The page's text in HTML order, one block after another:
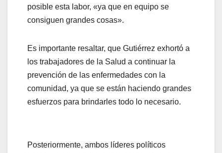
posible esta labor, «ya que en equipo se
consiguen grandes cosas».
Es importante resaltar, que Gutiérrez exhortó a
los trabajadores de la Salud a continuar la
prevención de las enfermedades con la
comunidad, ya que se están haciendo grandes
esfuerzos para brindarles todo lo necesario.
Posteriormente, ambos líderes políticos